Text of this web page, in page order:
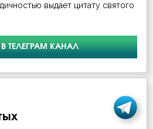
выдает цитату святого
В ТЕЛЕГРАМ КАНАЛ